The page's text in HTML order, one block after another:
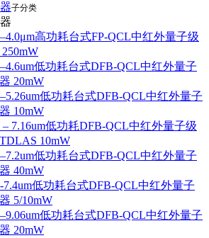
子分类
高功耗台式FP-QCL中红外量子级
低功耗台式DFB-QCL中红外量子
20mW
低功耗台式DFB-QCL中红外量子
10mW
– 7.16um低功耗DFB-QCL中红外量子级
10mW
低功耗台式DFB-QCL中红外量子
40mW
7.4um低功耗台式DFB-QCL中红外量子
5/10mW
低功耗台式DFB-QCL中红外量子
20mW